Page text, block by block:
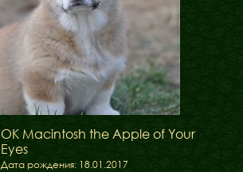
OK Macintosh the Apple of Your
Eyes
Дата рождения: 18.01.2017